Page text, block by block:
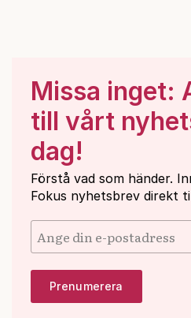
Missa inget:
till vårt
dag!
Förstå vad som händer.
Fokus nyhetsbrev direkt